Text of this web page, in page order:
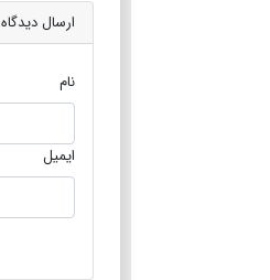
ارسال دیدگاه
نام
ایمیل